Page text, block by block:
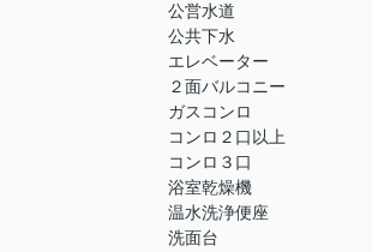
公営水道
公共下水
エレベーター
２面バルコニー
ガスコンロ
コンロ２口以上
コンロ３口
浴室乾燥機
温水洗浄便座
洗面台